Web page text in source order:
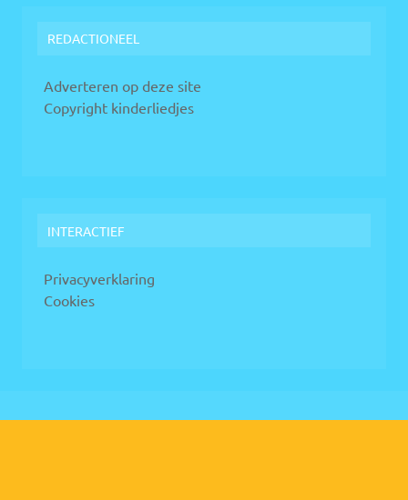
REDACTIONEEL
Adverteren op deze site
Copyright kinderliedjes
INTERACTIEF
Privacyverklaring
Cookies